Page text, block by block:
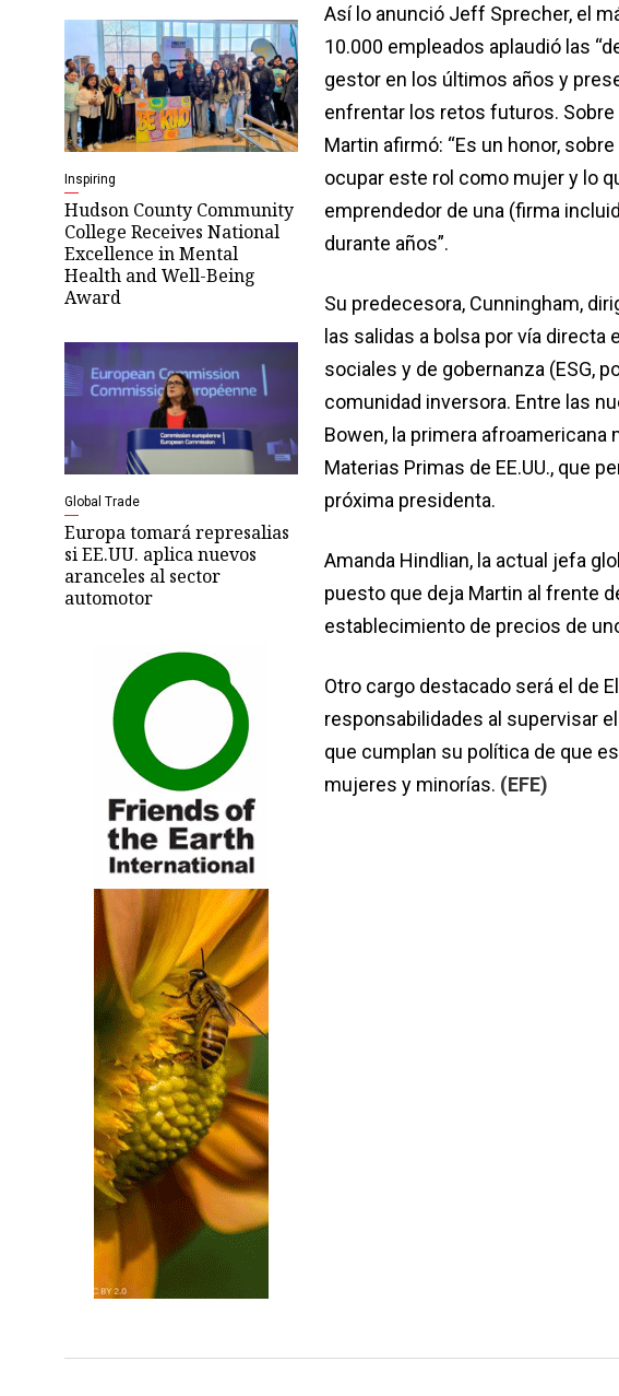
Inspiring
Hudson County Community
College Receives National
Excellence in Mental
Health and Well-Being
Award
Global Trade
Europa tomará represalias
si EE.UU. aplica nuevos
aranceles al sector
automotor
Así lo anunció Jeff Sprecher, el
10.000 empleados aplaudió las
gestor en los últimos años y
enfrentar los retos futuros. Sobre
Martin afirmó: “Es un honor,
ocupar este rol como mujer y lo
emprendedor de una (firma
durante años”.
Su predecesora, Cunningham,
las salidas a bolsa por vía directa
sociales y de gobernanza (ESG,
comunidad inversora. Entre las
Bowen, la primera
Materias Primas de EE.UU., que
próxima presidenta.
Amanda Hindlian, la actual jefa
puesto que deja Martin al frente
establecimiento de precios de
Otro cargo destacado será el de
responsabilidades al supervisar
que cumplan su política de que
mujeres y minorías. (EFE)